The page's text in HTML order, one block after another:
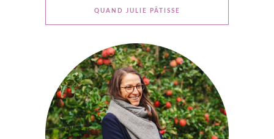
QUAND JULIE PÂTISSE